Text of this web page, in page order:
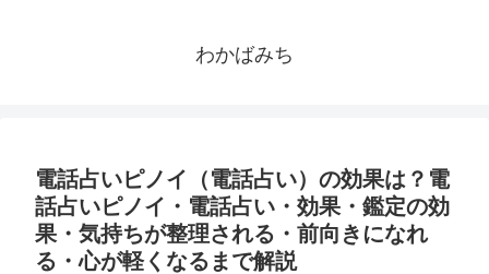
わかばみち
電話占いピノイ（電話占い）の効果は？電
話占いピノイ・電話占い・効果・鑑定の効
果・気持ちが整理される・前向きになれ
る・心が軽くなるまで解説